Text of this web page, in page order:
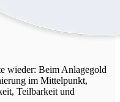
wieder: Beim Anlagegold
im Mittelpunkt,
Teilbarkeit und